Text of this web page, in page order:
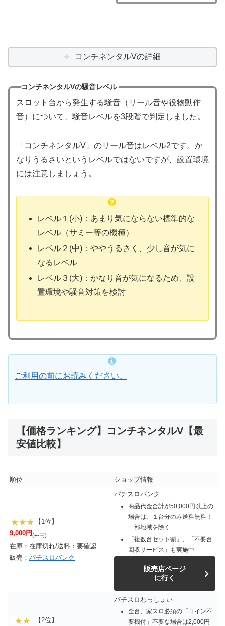
コンチネンタルVの詳細
コンチネンタルVの騒音レベル
スロット台から発生する騒音（リール音や役物動作
音）について、騒音レベルを3段階で判定しました。
「コンチネンタルV」のリール音はレベル2です。か
なりうるさいというレベルではないですが、設置環境
には注意しましょう。
レベル１(小)：あまり気にならない標準的な
レベル（サミー等の機種）
レベル２(中)：ややうるさく、少し音が気に
なるレベル
レベル３(大)：かなり音が気になるため、設
置環境や騒音対策を検討
ご利用の前にお読みください。
【価格ランキング】コンチネンタルV【最
安値比較】
順位 ショップ情報
【1位】
9,000円(+-円)
在庫：在庫切れ/送料：要確認
販売： パチスロバンク
パチスロバンク
商品代金合計が50,000円以上の
場合は、１台分のみ送料無料！
一部地域を除く
「複数台セット割」、「不要台
回収サービス」も実施中
販売店ページ
に行く
【2位】
パチスロわっしょい
全台、家スロ必須の「コイン不
要機付」不要な場合は2,000円